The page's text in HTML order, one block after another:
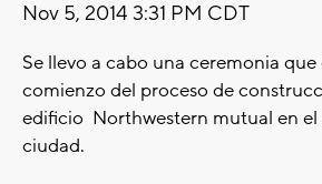
Nov 5, 2014 3:31 PM CDT
Se llevo a cabo una ceremonia que
comienzo del proceso de
edificio Northwestern mutual en el
ciudad.